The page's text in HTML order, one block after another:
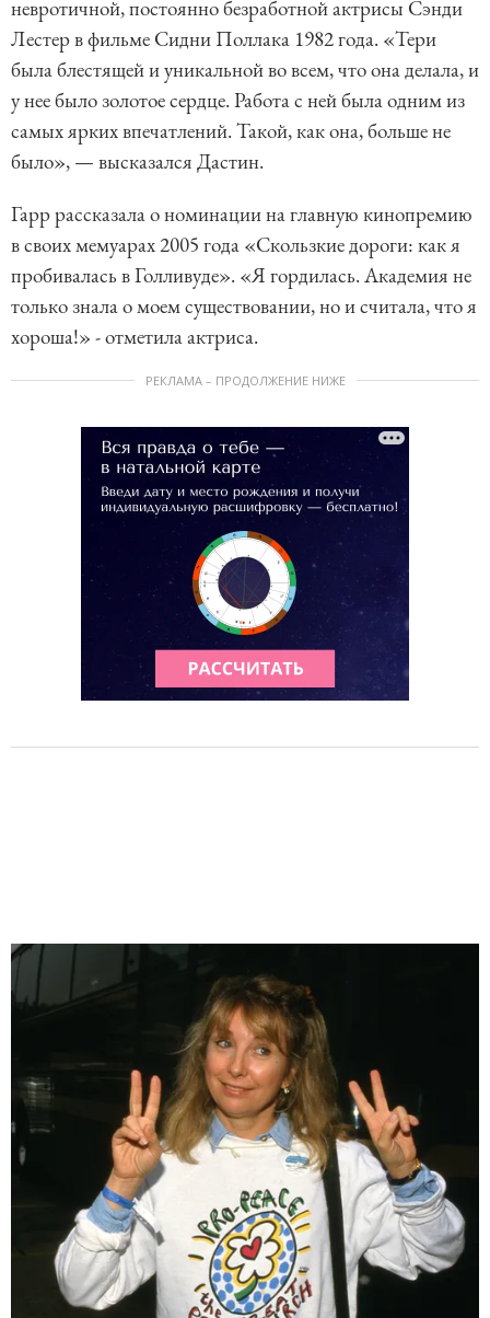
невротичной, постоянно безработной актрисы Сэнди
Лестер в фильме Сидни Поллака 1982 года. «Тери
была блестящей и уникальной во всем, что она делала, и
у нее было золотое сердце. Работа с ней была одним из
самых ярких впечатлений. Такой, как она, больше не
было», — высказался Дастин.
Гарр рассказала о номинации на главную кинопремию
в своих мемуарах 2005 года «Скользкие дороги: как я
пробивалась в Голливуде». «Я гордилась. Академия не
только знала о моем существовании, но и считала, что я
хороша!» - отметила актриса.
РЕКЛАМА – ПРОДОЛЖЕНИЕ НИЖЕ